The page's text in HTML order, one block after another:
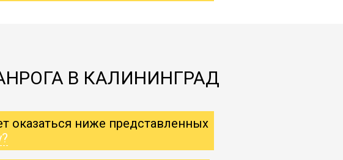
В КАЛИНИНГРАД
оказаться ниже представленных